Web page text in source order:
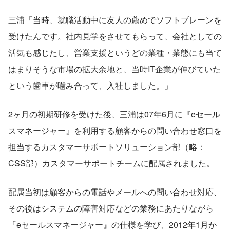
三浦「当時、就職活動中に友人の薦めでソフトブレーンを
受けたんです。社内見学をさせてもらって、会社としての
活気も感じたし、営業支援というどの業種・業態にも当て
はまりそうな市場の拡大余地と、当時IT企業が伸びていた
という歯車が噛み合って、入社しました。」
2ヶ月の初期研修を受けた後、三浦は07年6月に『eセール
スマネージャー』を利用する顧客からの問い合わせ窓口を
担当するカスタマーサポートソリューション部（略：
CSS部）カスタマーサポートチームに配属されました。
配属当初は顧客からの電話やメールへの問い合わせ対応、
その後はシステムの障害対応などの業務にあたりながら
『eセールスマネージャー』の仕様を学び、2012年1月か